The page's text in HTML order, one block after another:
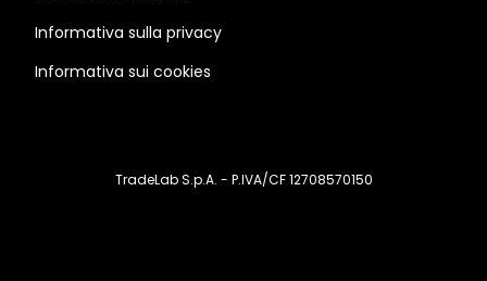
Informativa sulla privacy
Informativa sui cookies
TradeLab S.p.A. - P.IVA/CF 12708570150